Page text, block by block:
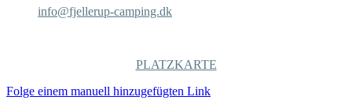
info@fjellerup-camping.dk
PLATZKARTE
Folge einem manuell hinzugefügten Link